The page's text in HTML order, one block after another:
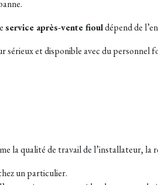
service après-vente fiouldépend de
et disponible avec du
la qualité de travail de l’installateur,
un particulier.